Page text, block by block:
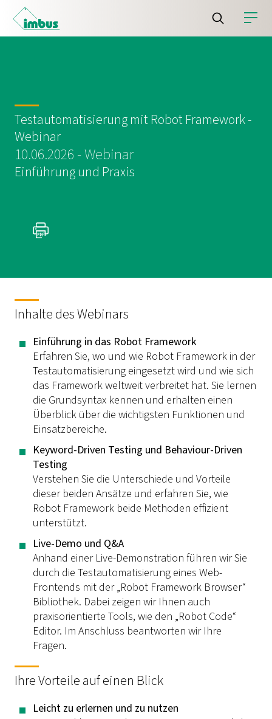
Testautomatisierung mit Robot Framework -
Webinar
10.06.2026 - Webinar
Einführung und Praxis
Inhalte des Webinars
Einführung in das Robot Framework
Erfahren Sie, wo und wie Robot Framework in der
Testautomatisierung eingesetzt wird und wie sich
das Framework weltweit verbreitet hat. Sie lernen
die Grundsyntax kennen und erhalten einen
Überblick über die wichtigsten Funktionen und
Einsatzbereiche.
Keyword-Driven Testing und Behaviour-Driven
Testing
Verstehen Sie die Unterschiede und Vorteile
dieser beiden Ansätze und erfahren Sie, wie
Robot Framework beide Methoden effizient
unterstützt.
Live-Demo und Q&A
Anhand einer Live-Demonstration führen wir Sie
durch die Testautomatisierung eines Web-
Frontends mit der „Robot Framework Browser“
Bibliothek. Dabei zeigen wir Ihnen auch
praxisorientierte Tools, wie den „Robot Code“
Editor. Im Anschluss beantworten wir Ihre
Fragen.
Ihre Vorteile auf einen Blick
Leicht zu erlernen und zu nutzen